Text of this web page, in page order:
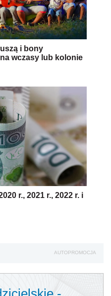
i bony
wczasy lub kolonie
r., 2021 r., 2022 r. i
AUTOPROMOCJA